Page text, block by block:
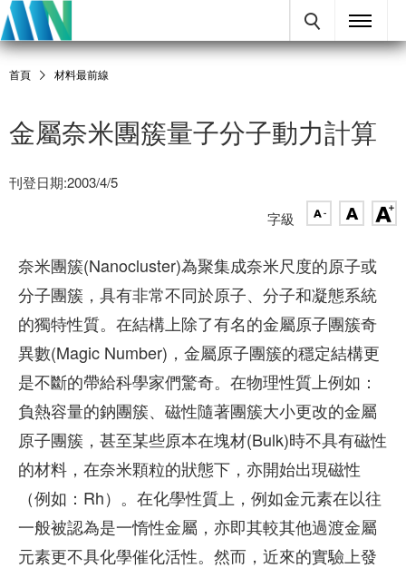
首頁 材料最前線
金屬奈米團簇量子分子動力計算
刊登日期:2003/4/5
字級
奈米團簇(Nanocluster)為聚集成奈米尺度的原子或
分子團簇，具有非常不同於原子、分子和凝態系統
的獨特性質。在結構上除了有名的金屬原子團簇奇
異數(Magic Number)，金屬原子團簇的穩定結構更
是不斷的帶給科學家們驚奇。在物理性質上例如：
負熱容量的鈉團簇、磁性隨著團簇大小更改的金屬
原子團簇，甚至某些原本在塊材(Bulk)時不具有磁性
的材料，在奈米顆粒的狀態下，亦開始出現磁性
（例如：Rh）。在化學性質上，例如金元素在以往
一般被認為是一惰性金屬，亦即其較其他過渡金屬
元素更不具化學催化活性。然而，近來的實驗上發